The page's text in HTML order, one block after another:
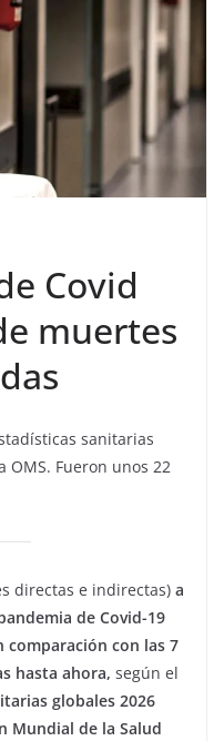
Covid
muertes
sanitarias
OMS. Fueron unos 22
directas e indirectas) a
de Covid-19
comparación con las 7
hasta ahora, según el
globales 2026
Mundial de la Salud